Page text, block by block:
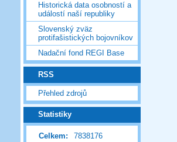
Historická data osobností a
událostí naší republiky
Slovenský zväz
protifašistických bojovníkov
Nadační fond REGI Base
RSS
Přehled zdrojů
Statistiky
Celkem:
7838176